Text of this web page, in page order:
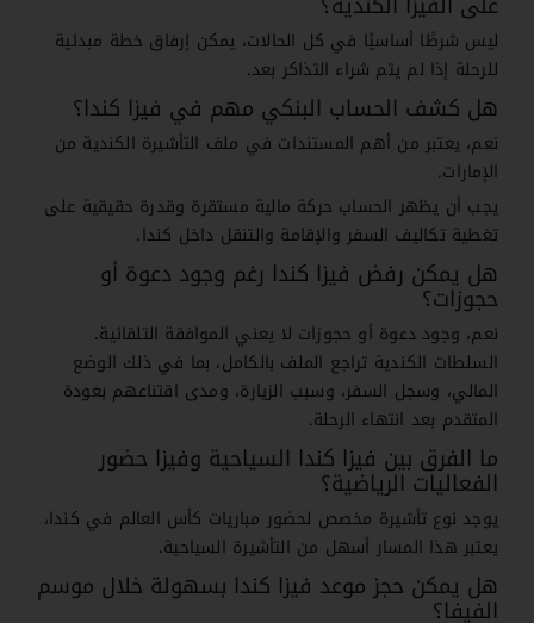
ليس شرطًا أساسيًا في كل الحالات، يمكن إرفاق خطة مبدئية
للرحلة إذا لم يتم شراء التذاكر بعد.
هل كشف الحساب البنكي مهم في فيزا كندا؟
نعم، يعتبر من أهم المستندات في ملف التأشيرة الكندية من
الإمارات.
يجب أن يظهر الحساب حركة مالية مستقرة وقدرة حقيقية على
تغطية تكاليف السفر والإقامة والتنقل داخل كندا.
هل يمكن رفض فيزا كندا رغم وجود دعوة أو
حجوزات؟
نعم، وجود دعوة أو حجوزات لا يعني الموافقة التلقائية.
السلطات الكندية تراجع الملف بالكامل، بما في ذلك الوضع
المالي، وسجل السفر، وسبب الزيارة، ومدى اقتناعهم بعودة
المتقدم بعد انتهاء الرحلة.
ما الفرق بين فيزا كندا السياحية وفيزا حضور
الفعاليات الرياضية؟
يوجد نوع تأشيرة مخصص لحضور مباريات كأس العالم في كندا،
يعتبر هذا المسار أسهل من التأشيرة السياحية.
هل يمكن حجز موعد فيزا كندا بسهولة خلال موسم
الفيفا؟